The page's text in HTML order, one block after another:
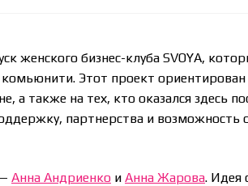
женского бизнес-клуба SVOYA,
Этот проект
а также на тех, кто оказался здесь
партнерства и
—Анна Андриенко иАнна Жарова. Идея